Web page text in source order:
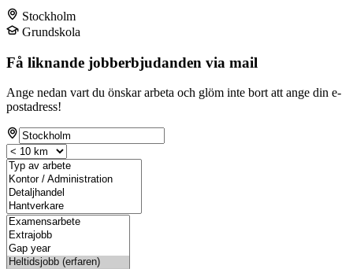
Stockholm
Grundskola
Få liknande jobberbjudanden via mail
Ange nedan vart du önskar arbeta och glöm inte bort att ange din e-
postadress!